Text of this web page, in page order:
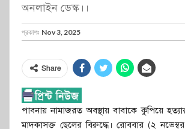
অনলাইন ডেস্ক।।
প্রকাশঃ Nov 3, 2025
Share
পাবনায় নামাজরত অবস্থায় বাবাকে কুপিয়ে
মাদকাসক্ত ছেলের বিরুদ্ধে। রোববার (২